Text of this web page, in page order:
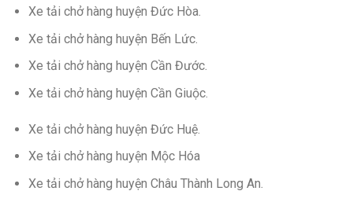
Xe tải chở hàng huyện Đức Hòa.
Xe tải chở hàng huyện Bến Lức.
Xe tải chở hàng huyện Cần Đước.
Xe tải chở hàng huyện Cần Giuộc.
Xe tải chở hàng huyện Đức Huệ.
Xe tải chở hàng huyện Mộc Hóa
Xe tải chở hàng huyện Châu Thành Long An.